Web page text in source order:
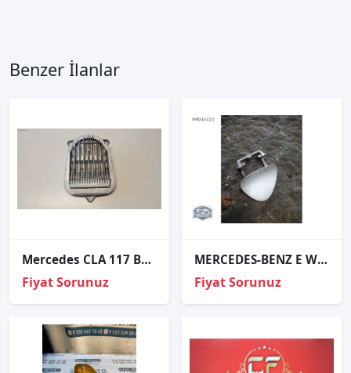
Benzer İlanlar
Mercedes CLA 117 BEYİN FAR LED A1769066500
Fiyat Sorunuz
MERCEDES-BENZ E W211 FAR YIKAMA KAPAĞI SOL ORJİNAL A2118800905
Fiyat Sorunuz